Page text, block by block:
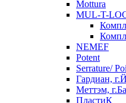
Mottura
MUL-T-
NEMEF
Potent
Serrature/
Гардиан,
Меттэм,
ПластиК